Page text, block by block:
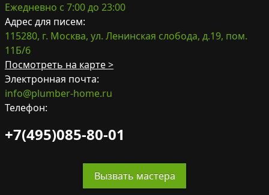
Ежедневно с 7:00 до 23:00
Адрес для писем:
115280, г. Москва, ул. Ленинская слобода, д.19, пом.
11Б/6
Посмотреть на карте >
Электронная почта:
info@plumber-home.ru
Телефон:
+7(495)085-80-01
Вызвать мастера